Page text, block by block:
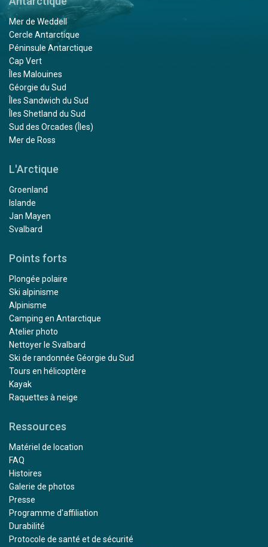
Mer de Weddell
Cercle Antarctique
Péninsule Antarctique
Cap Vert
Îles Malouines
Géorgie du Sud
Îles Sandwich du Sud
Îles Shetland du Sud
Sud des Orcades (Îles)
Mer de Ross
L'Arctique
Groenland
Islande
Jan Mayen
Svalbard
Points forts
Plongée polaire
Ski alpinisme
Alpinisme
Camping en Antarctique
Atelier photo
Nettoyer le Svalbard
Ski de randonnée Géorgie du Sud
Tours en hélicoptère
Kayak
Raquettes à neige
Ressources
Matériel de location
FAQ
Histoires
Galerie de photos
Presse
Programme d'affiliation
Durabilité
Protocole de santé et de sécurité